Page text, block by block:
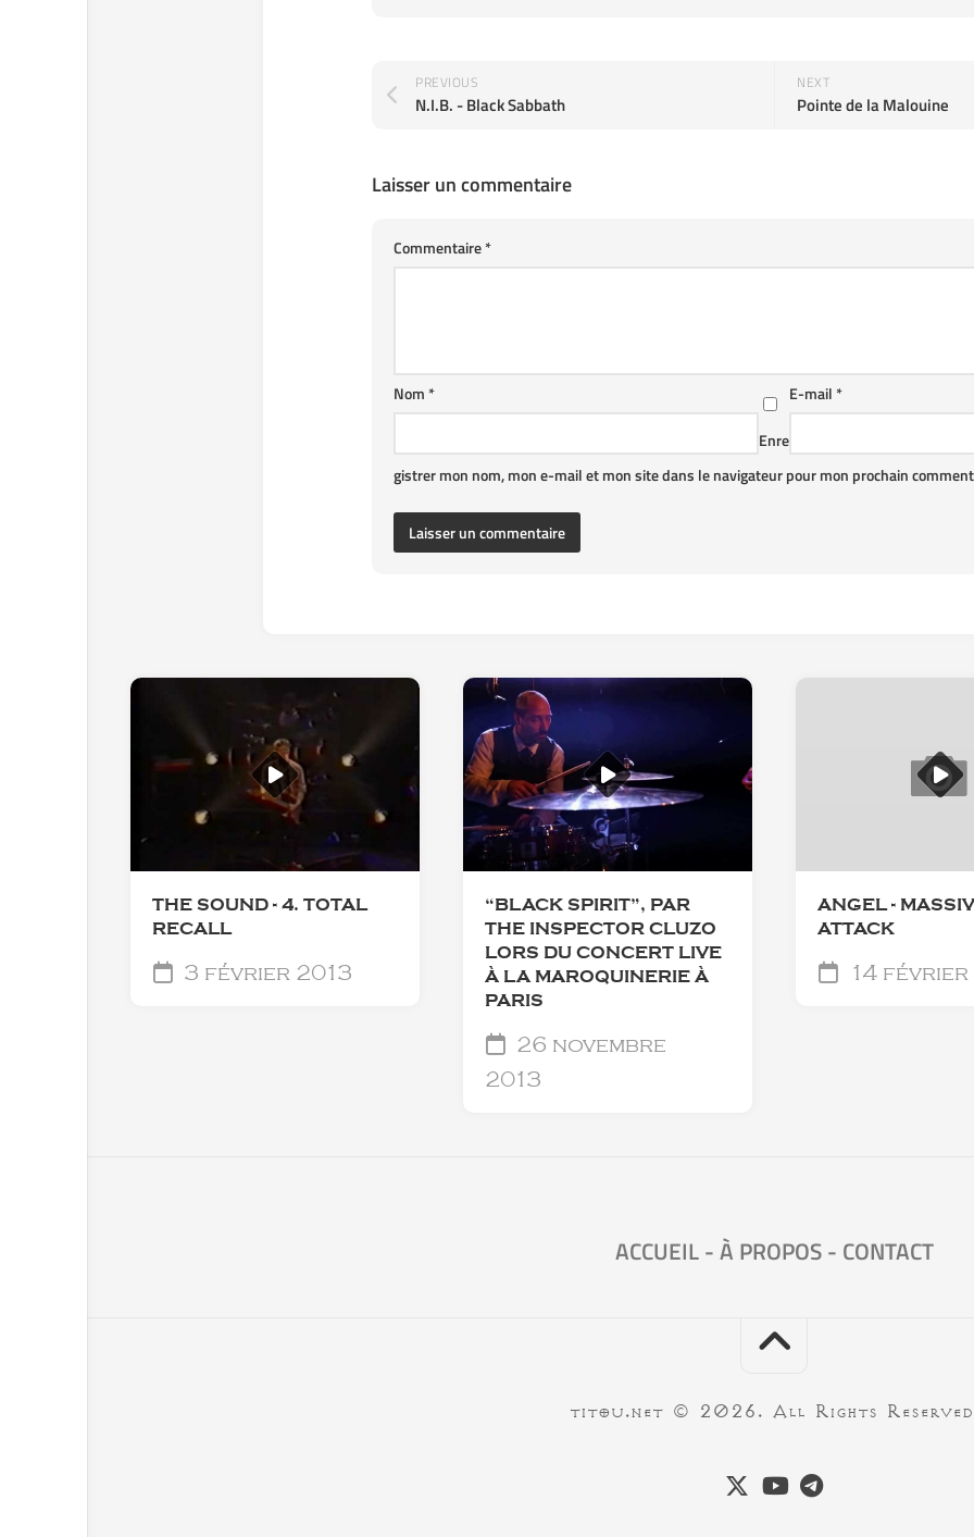
NEXT
Pointe de la Malouine
PREVIOUS
N.I.B. - Black Sabbath
Laisser un commentaire
Commentaire*
E-mail*
Nom*
Enre
gistrer mon nom, mon e-mail et mon site dans le navigateur pour mon prochain
THE SOUND - 4. TOTAL
RECALL
3 février 2013
“BLACK SPIRIT”, PAR
THE INSPECTOR CLUZO
LORS DU CONCERT LIVE
À LA MAROQUINERIE À
PARIS
26 novembre
2013
ANGEL -
ATTACK
14 février
ACCUEIL-À PROPOS- CONTACT
titou.net © 2026. All Rights